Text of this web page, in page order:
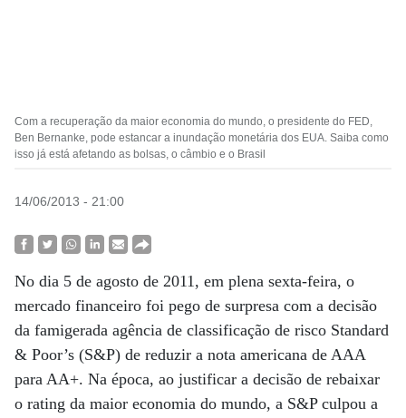
Com a recuperação da maior economia do mundo, o presidente do FED,
Ben Bernanke, pode estancar a inundação monetária dos EUA. Saiba como
isso já está afetando as bolsas, o câmbio e o Brasil
14/06/2013 - 21:00
No dia 5 de agosto de 2011, em plena sexta-feira, o
mercado financeiro foi pego de surpresa com a decisão
da famigerada agência de classificação de risco Standard
& Poor’s (S&P) de reduzir a nota americana de AAA
para AA+. Na época, ao justificar a decisão de rebaixar
o rating da maior economia do mundo, a S&P culpou a